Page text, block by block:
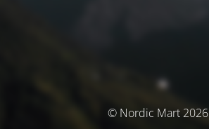
© Nordic Mart 2026